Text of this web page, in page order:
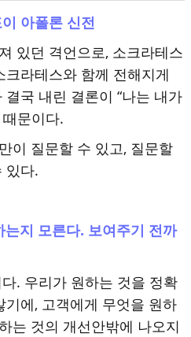
아폴론 신전
있던 격언으로, 소크라테스
라테스와 함께 전해지게
국 내린 결론이 “나는 내가
문이다.
이 질문할 수 있고, 질문할
있다.
지 모른다. 보여주기 전까
. 우리가 원하는 것을 정확
에, 고객에게 무엇을 원하
는 것의 개선안밖에 나오지